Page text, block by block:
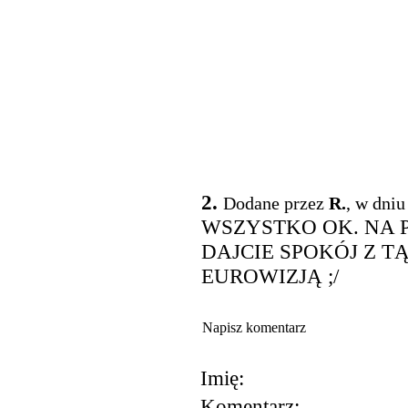
2. Dodane przez R., w
WSZYSTKO OK. NA
DAJCIE SPOKÓJ Z
EUROWIZJĄ ;/
Napisz komentarz
Imię: